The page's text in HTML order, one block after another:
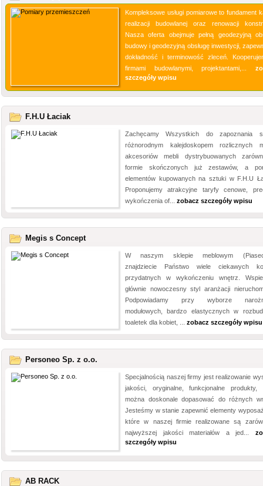
Kompleksowe usługi pomiarowe to fundament
realizacji budowlanej oraz renowacji
Nasza oferta obejmuje pełną geodezyjną
budowy i geodezyjną obsługę inwestycji,
dokładność i terminowość zleceń.
firmami budowlanymi, projektantami,...
szczegóły wpisu
F.H.U Łaciak
Zachęcamy Wszystkich do zapoznania
różnorodnym kalejdoskopem rozlicznych
akcesoriów mebli dystrybuowanych
formie skończonych już zestawów, a
elementów kupowanych na sztuki w F.H.U
Proponujemy atrakcyjne taryfy cenowe,
wykończenia of... zobacz szczegóły wpisu
Megis s Concept
W naszym sklepie meblowym
znajdziecie Państwo wiele ciekawych
przydatnych w wykończeniu wnętrz.
głównie nowoczesny styl aranżacji
Podpowiadamy przy wyborze
modułowych, bardzo elastycznych w
toaletek dla kobiet, ... zobacz szczegóły wpisu
Personeo Sp. z o.o.
Specjalnością naszej firmy jest realizowanie
jakości, oryginalne, funkcjonalne produkty,
można doskonale dopasować do różnych
Jesteśmy w stanie zapewnić elementy
które w naszej firmie realizowane są
najwyższej jakości materiałów a jed...
szczegóły wpisu
AB RACK